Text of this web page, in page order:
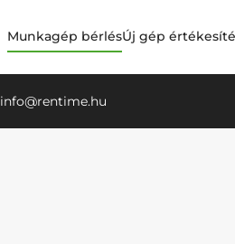
Munkagép bérlésÚj gép
info@rentime.hu